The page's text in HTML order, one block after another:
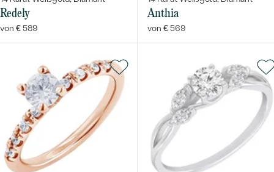
Redely
von € 589
Anthia
von € 569